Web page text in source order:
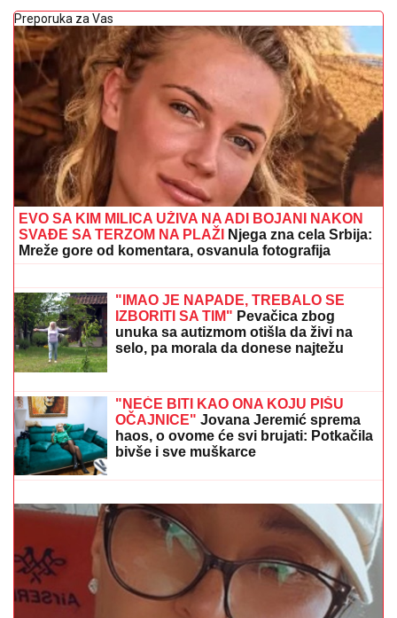
Preporuka za Vas
EVO SA KIM MILICA UŽIVA NA ADI BOJANI NAKON
SVAĐE SA TERZOM NA PLAŽI
Njega zna cela Srbija:
Mreže gore od komentara, osvanula fotografija
MAKSIMUM!Aneli stiže na direktno
suočavanje: Da li će se večeras
umešati i ONA?
unuka sa autizmom otišla da živi na
selo, pa morala da donese najtežu
odluku: "Postao je agresivan"